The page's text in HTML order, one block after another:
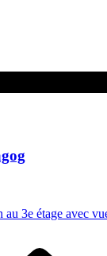
3e étage avec